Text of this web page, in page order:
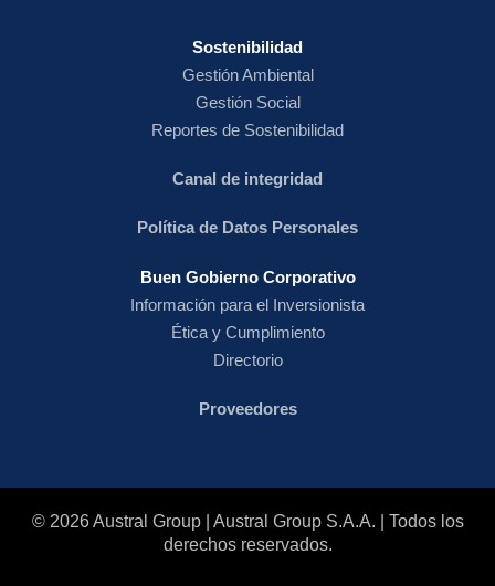
Sostenibilidad
Gestión Ambiental
Gestión Social
Reportes de Sostenibilidad
Canal de integridad
Política de Datos Personales
Buen Gobierno Corporativo
Información para el Inversionista
Ética y Cumplimiento
Directorio
Proveedores
© 2026 Austral Group | Austral Group S.A.A. | Todos los
derechos reservados.